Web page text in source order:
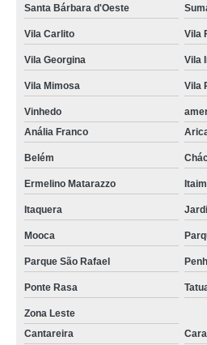
Santa Bárbara d'Oeste
Vila Carlito Vila
Vila Georgina Vila
Vila Mimosa Vila
Vinhedo
Anália Franco
Belém
Ermelino Matarazzo
Itaquera
Mooca
Parque São Rafael
Ponte Rasa
Zona Leste
Cantareira